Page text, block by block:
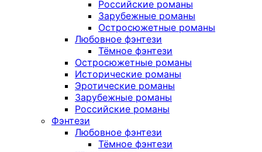
Российские романы
Зарубежные романы
Остросюжетные романы
Любовное фэнтези
Тёмное фэнтези
Остросюжетные романы
Исторические романы
Эротические романы
Зарубежные романы
Российские романы
Фэнтези
Любовное фэнтези
Тёмное фэнтези